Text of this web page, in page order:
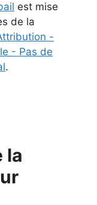
est mise
de la
-
- Pas de
.
la